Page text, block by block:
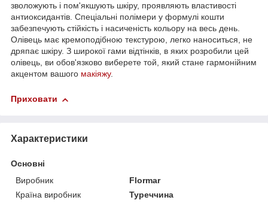
зволожують і пом'якшують шкіру, проявляють властивості
антиоксидантів. Спеціальні полімери у формулі кошти
забезпечують стійкість і насиченість кольору на весь день.
Олівець має кремоподібною текстурою, легко наноситься, не
дряпає шкіру. З широкої гами відтінків, в яких розробили цей
олівець, ви обов'язково виберете той, який стане гармонійним
акцентом вашого макіяжу.
Приховати
Характеристики
Основні
Виробник
Flormar
Країна виробник
Туреччина